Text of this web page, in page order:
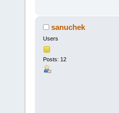
sanuchek
Users
Posts: 12